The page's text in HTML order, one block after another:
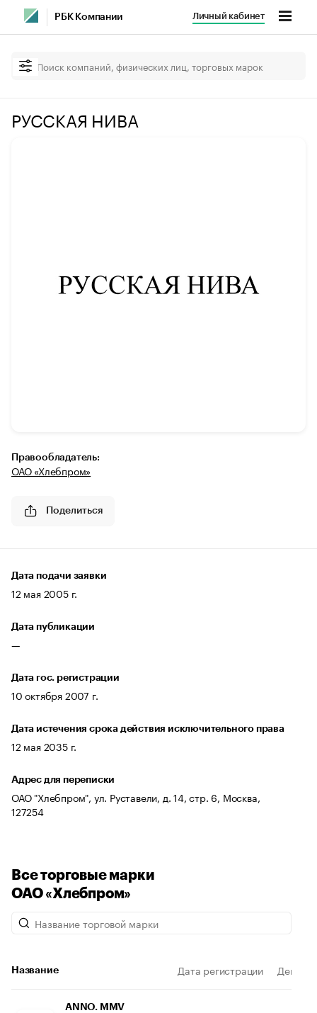
РБК Компании Личный кабинет
РУССКАЯ НИВА
Правообладатель:
ОАО «Хлебпром»
Поделиться
Дата подачи заявки
12 мая 2005 г.
Дата публикации
—
Дата гос. регистрации
10 октября 2007 г.
Дата истечения срока действия исключительного права
12 мая 2035 г.
Адрес для переписки
ОАО "Хлебпром", ул. Руставели, д. 14, стр. 6, Москва,
127254
Все торговые марки
ОАО «Хлебпром»
Название Дата регистрации
ANNO. MMV